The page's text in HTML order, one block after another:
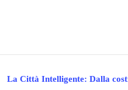
La Città Intelligente: Dalla